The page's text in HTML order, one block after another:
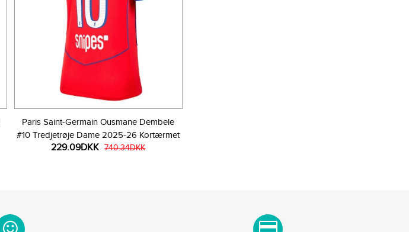
Paris Saint-Germain Ousmane Dembele
#10 Tredjetrøje Dame 2025-26 Kortærmet
229.09DKK 740.34DKK